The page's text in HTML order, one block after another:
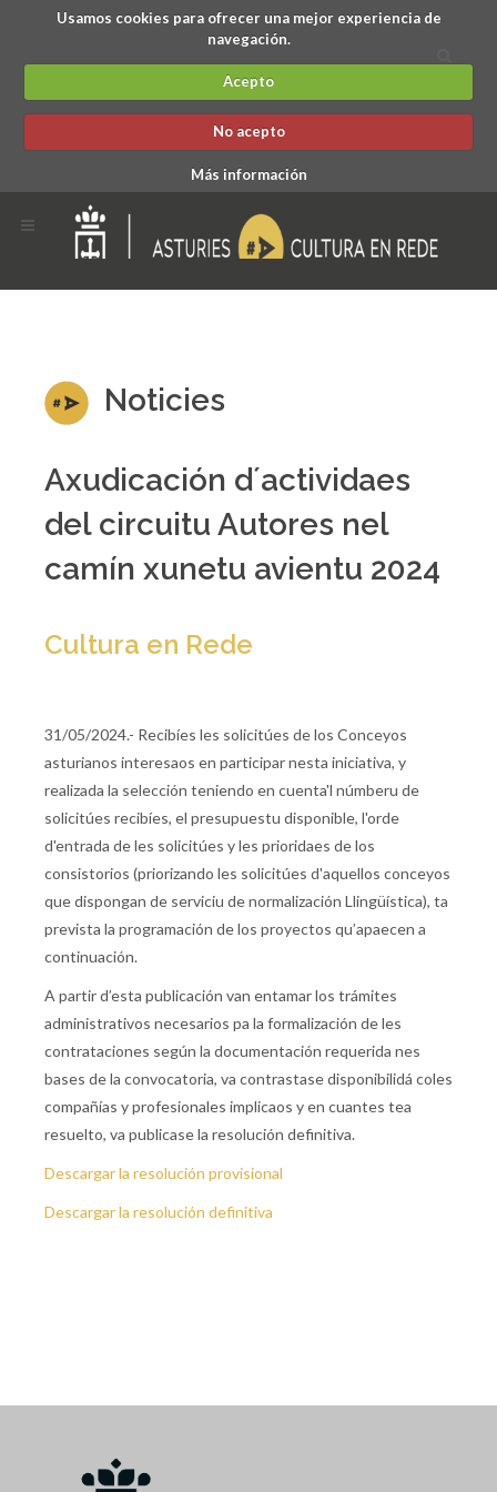
Usamos cookies para ofrecer una mejor experiencia de
navegación.
Acepto
No acepto
Más información
Noticies
Axudicación d´actividaes
del circuitu Autores nel
camín xunetu avientu 2024
Cultura en Rede
31/05/2024.- Recibíes les solicitúes de los Conceyos
asturianos interesaos en participar nesta iniciativa, y
realizada la selección teniendo en cuenta'l númberu de
solicitúes recibíes, el presupuestu disponible, l'orde
d'entrada de les solicitúes y les prioridaes de los
consistorios (priorizando les solicitúes d'aquellos conceyos
que dispongan de serviciu de normalización Llingüística), ta
prevista la programación de los proyectos qu’apaecen a
continuación.
A partir d’esta publicación van entamar los trámites
administrativos necesarios pa la formalización de les
contrataciones según la documentación requerida nes
bases de la convocatoria, va contrastase disponibilidá coles
compañías y profesionales implicaos y en cuantes tea
resuelto, va publicase la resolución definitiva.
Descargar la resolución provisional
Descargar la resolución definitiva